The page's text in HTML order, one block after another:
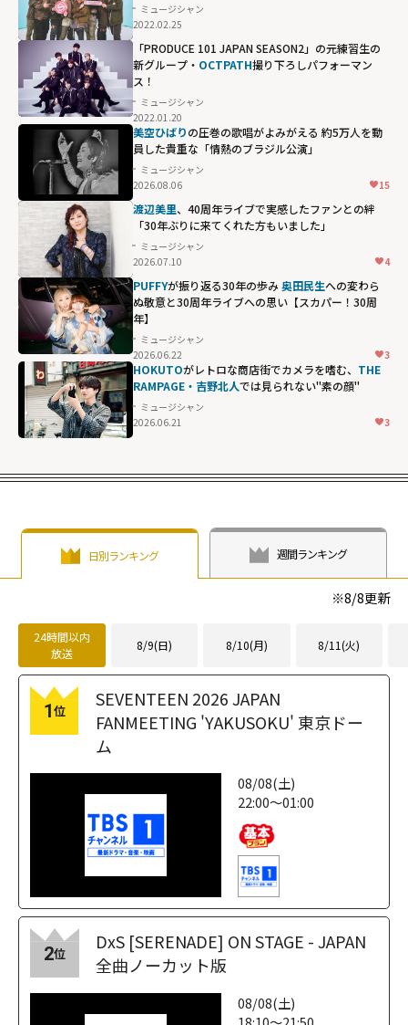
ミュージシャン
2022.02.25
「PRODUCE 101 JAPAN SEASON2」の元練習生の
新グループ・ OCTPATH撮り下ろしパフォーマン
ス！
ミュージシャン
2022.01.20
美空ひばりの圧巻の歌唱がよみがえる 約5万人を動
員した貴重な「情熱のブラジル公演」
ミュージシャン
2026.08.06
15
渡辺美里、40周年ライブで実感したファンとの絆
「30年ぶりに来てくれた方もいました」
ミュージシャン
2026.07.10
4
PUFFYが振り返る30年の歩み奥田民生への変わら
ぬ敬意と30周年ライブへの思い【スカパー！30周
年】
ミュージシャン
2026.06.22
3
HOKUTOがレトロな商店街でカメラを嗜む、 THE
RAMPAGE・吉野北人では見られない"素の顔"
ミュージシャン
2026.06.21
3
日別ランキング 週間ランキング
※8/8更新
24時間以内
放送
8/9(日) 8/10(月) 8/11(火)
1 位
SEVENTEEN 2026 JAPAN
FANMEETING 'YAKUSOKU' 東京ドー
ム
08/08(土)
22:00～01:00
2位
DxS [SERENADE] ON STAGE - JAPAN
全曲ノーカット版
08/08(土)